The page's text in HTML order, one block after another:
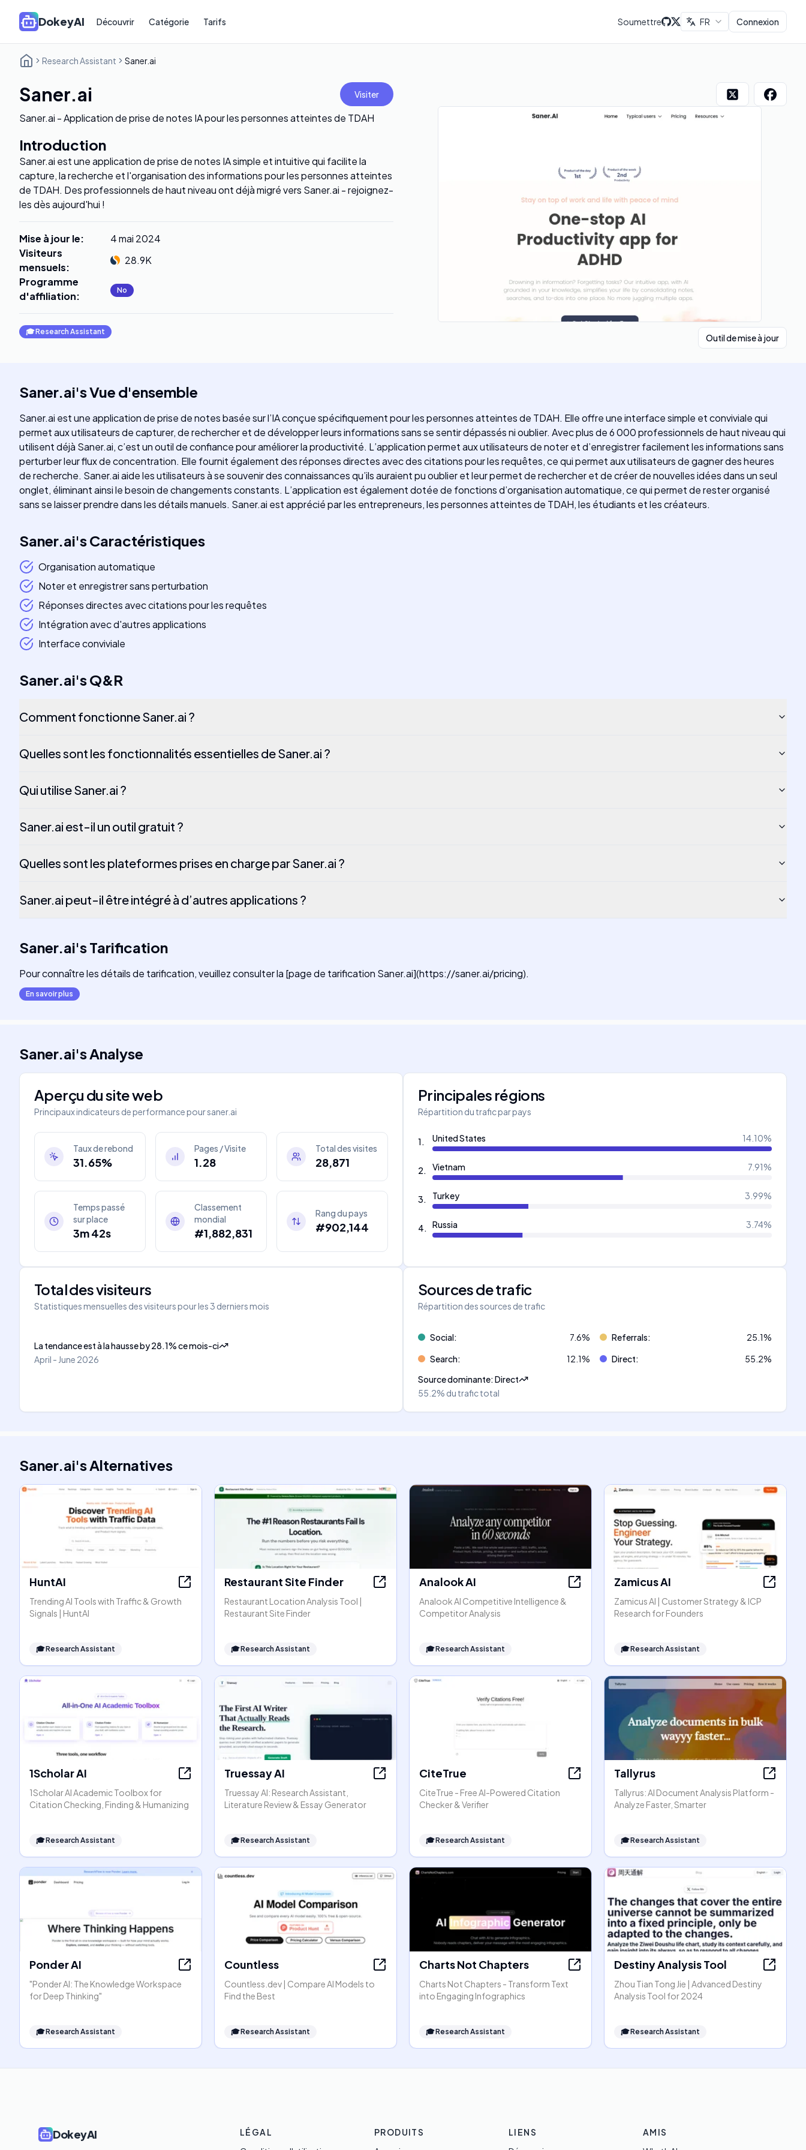
DokeyAI Découvrir Catégorie Tarifs Soumettre FR Connexion
Research Assistant Saner.ai
Saner.ai Visiter
Saner.ai - Application de prise de notes IA pour les personnes atteintes de TDAH
Introduction
Saner.ai est une application de prise de notes IA simple et intuitive qui facilite la
capture, la recherche et l'organisation des informations pour les personnes atteintes
de TDAH. Des professionnels de haut niveau ont déjà migré vers Saner.ai - rejoignez-
les dès aujourd'hui !
Mise à jour le:
4 mai 2024
Visiteurs
mensuels:
28.9K
Programme
d'affiliation: No
🎓Research Assistant
Outil de mise à jour
Saner.ai'sVue d'ensemble
Saner.ai est une application de prise de notes basée sur l’IA conçue spécifiquement pour les personnes atteintes de TDAH. Elle offre une interface simple et conviviale qui
permet aux utilisateurs de capturer, de rechercher et de développer leurs informations sans se sentir dépassés ni oublier. Avec plus de 6 000 professionnels de haut niveau qui
utilisent déjà Saner.ai, c’est un outil de confiance pour améliorer la productivité. L’application permet aux utilisateurs de noter et d’enregistrer facilement les informations sans
perturber leur flux de concentration. Elle fournit également des réponses directes avec des citations pour les requêtes, ce qui permet aux utilisateurs de gagner des heures
de recherche. Saner.ai aide les utilisateurs à se souvenir des connaissances qu’ils auraient pu oublier et leur permet de rechercher et de créer de nouvelles idées dans un seul
onglet, éliminant ainsi le besoin de changements constants. L’application est également dotée de fonctions d’organisation automatique, ce qui permet de rester organisé
sans se laisser prendre dans les détails manuels. Saner.ai est apprécié par les entrepreneurs, les personnes atteintes de TDAH, les étudiants et les créateurs.
Saner.ai'sCaractéristiques
Organisation automatique
Noter et enregistrer sans perturbation
Réponses directes avec citations pour les requêtes
Intégration avec d'autres applications
Interface conviviale
Saner.ai'sQ&R
Comment fonctionne Saner.ai ?
Quelles sont les fonctionnalités essentielles de Saner.ai ?
Qui utilise Saner.ai ?
Saner.ai est-il un outil gratuit ?
Quelles sont les plateformes prises en charge par Saner.ai ?
Saner.ai peut-il être intégré à d’autres applications ?
Saner.ai'sTarification
Pour connaître les détails de tarification, veuillez consulter la [page de tarification Saner.ai](https://saner.ai/pricing).
En savoir plus
Saner.ai'sAnalyse
Aperçu du site web
Principaux indicateurs de performance poursaner.ai
Taux de rebond
31.65%
Pages / Visite
1.28
Total des visites
28,871
Temps passé
sur place
3m 42s
Classement
mondial
#1,882,831
Rang du pays
#902,144
Principales régions
Répartition du trafic par pays
1. United States 14.10%
2. Vietnam 7.91%
3. Turkey 3.99%
4. Russia 3.74%
Total des visiteurs
Statistiques mensuelles des visiteurs pour les 3 derniers mois
La tendance est à la hausseby28.1%ce mois-ci
April - June 2026
Sources de trafic
Répartition des sources de trafic
Social: 7.6% Referrals: 25.1%
Search: 12.1% Direct: 55.2%
Source dominante:Direct
55.2% du trafic total
Saner.ai'sAlternatives
HuntAI
Trending AI Tools with Traffic & Growth
Signals | HuntAI
🎓Research Assistant
Restaurant Site Finder
Restaurant Location Analysis Tool |
Restaurant Site Finder
🎓Research Assistant
Analook AI
Analook AI Competitive Intelligence &
Competitor Analysis
🎓Research Assistant
Zamicus AI
Zamicus AI | Customer Strategy & ICP
Research for Founders
🎓Research Assistant
1Scholar AI
1Scholar AI Academic Toolbox for
Citation Checking, Finding & Humanizing
🎓Research Assistant
Truessay AI
Truessay AI: Research Assistant,
Literature Review & Essay Generator
🎓Research Assistant
CiteTrue
CiteTrue - Free AI-Powered Citation
Checker & Verifier
🎓Research Assistant
Tallyrus
Tallyrus: AI Document Analysis Platform -
Analyze Faster, Smarter
🎓Research Assistant
Ponder AI
"Ponder AI: The Knowledge Workspace
for Deep Thinking"
🎓Research Assistant
Countless
Countless.dev | Compare AI Models to
Find the Best
🎓Research Assistant
Charts Not Chapters
Charts Not Chapters - Transform Text
into Engaging Infographics
🎓Research Assistant
Destiny Analysis Tool
Zhou Tian Tong Jie | Advanced Destiny
Analysis Tool for 2024
🎓Research Assistant
DokeyAI
LÉGAL
PRODUITS
LIENS
AMIS